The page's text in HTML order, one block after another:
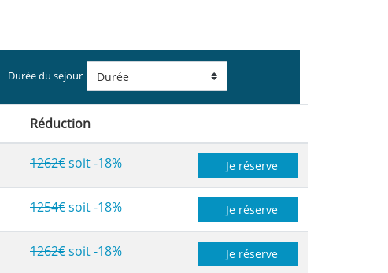
Durée du sejour
Réduction
1262€soit -18% Je réserve
1254€soit -18% Je réserve
1262€soit -18% Je réserve